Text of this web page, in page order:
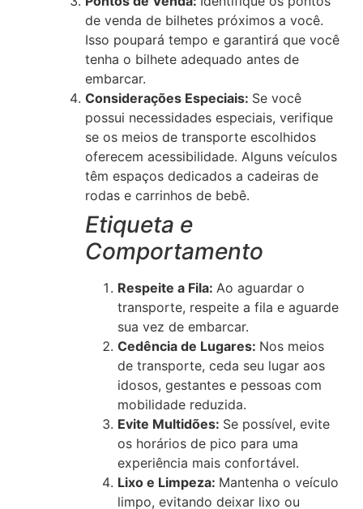
de venda de bilhetes próximos a você.
Isso poupará tempo e garantirá que você
tenha o bilhete adequado antes de
embarcar.
Considerações Especiais: Se você
possui necessidades especiais, verifique
se os meios de transporte escolhidos
oferecem acessibilidade. Alguns veículos
têm espaços dedicados a cadeiras de
rodas e carrinhos de bebê.
Etiqueta e
Comportamento
Respeite a Fila: Ao aguardar o
transporte, respeite a fila e aguarde
sua vez de embarcar.
Cedência de Lugares: Nos meios
de transporte, ceda seu lugar aos
idosos, gestantes e pessoas com
mobilidade reduzida.
Evite Multidões: Se possível, evite
os horários de pico para uma
experiência mais confortável.
Lixo e Limpeza: Mantenha o veículo
limpo, evitando deixar lixo ou